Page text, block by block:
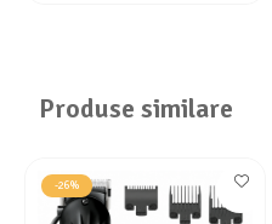
Produse similare
-26%